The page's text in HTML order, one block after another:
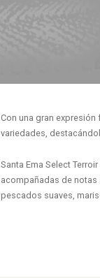
Con una gran
variedades,
Santa Ema Select
acompañadas de notas
pescados suaves,